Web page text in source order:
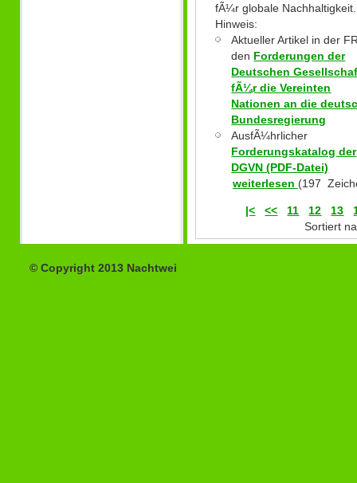
fÃ¼r globale Nachhaltigkeit.
Hinweis:
Aktueller Artikel in der
den Forderungen der
Deutschen
fÃ¼r die Vereinten
Nationen an die
Bundesregierung
AusfÃ¼hrlicher
Forderungskatalog der
DGVN (PDF-Datei)
weiterlesen (197
|< << 11 12 13
Sortiert
© Copyright 2013 Nachtwei